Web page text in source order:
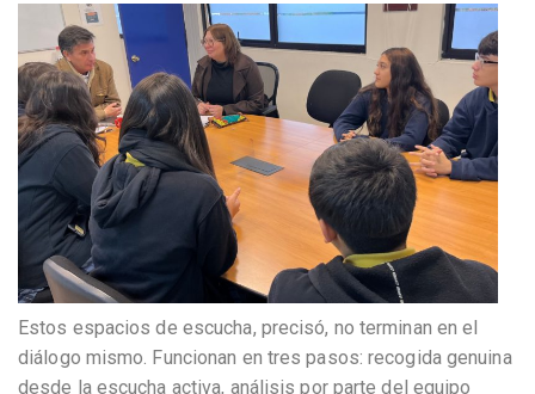
Estos espacios de escucha, precisó, no terminan en el
diálogo mismo. Funcionan en tres pasos: recogida genuina
desde la escucha activa, análisis por parte del equipo